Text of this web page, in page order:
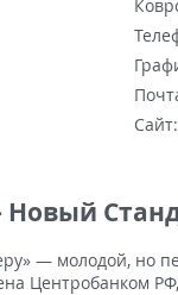
Сайт:
Новый
— молодой, но
Центробанком